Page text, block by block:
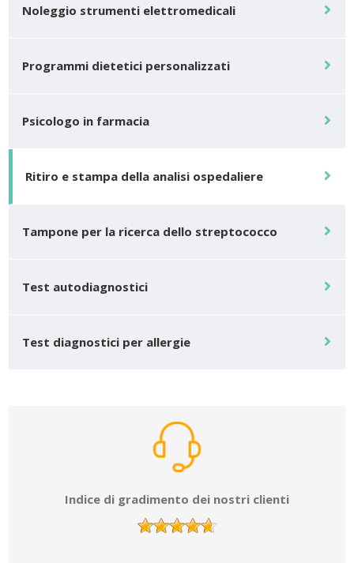
Noleggio strumenti elettromedicali
Programmi dietetici personalizzati
Psicologo in farmacia
Ritiro e stampa della analisi ospedaliere
Tampone per la ricerca dello streptococco
Test autodiagnostici
Test diagnostici per allergie
Indice di gradimento dei nostri clienti